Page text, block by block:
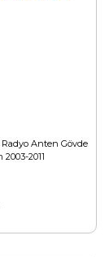
Anten Gövde
2003-2011